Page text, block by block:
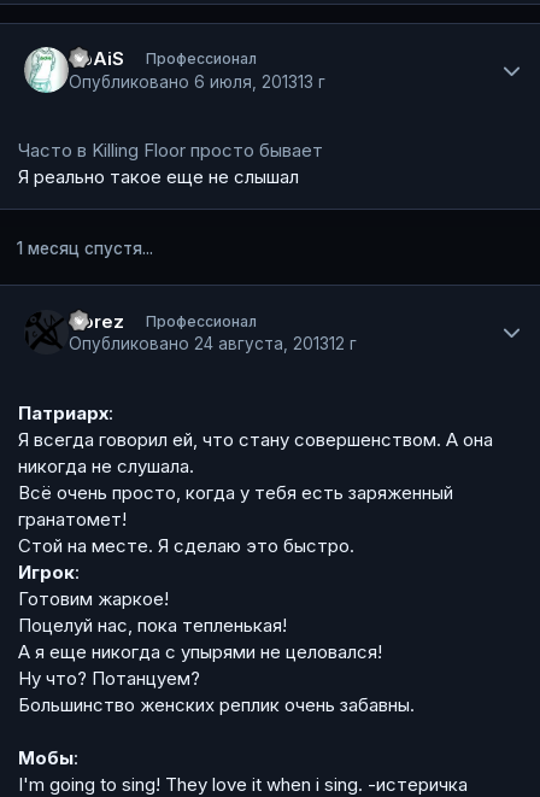
SpAiS Профессионал
Опубликовано 6 июля, 201313 г
Часто в Killing Floor просто бывает
Я реально такое еще не слышал
1 месяц спустя...
Corez Профессионал
Опубликовано 24 августа, 201312 г
Патриарх:
Я всегда говорил ей, что стану совершенством. А она
никогда не слушала.
Всё очень просто, когда у тебя есть заряженный
гранатомет!
Стой на месте. Я сделаю это быстро.
Игрок:
Готовим жаркое!
Поцелуй нас, пока тепленькая!
А я еще никогда с упырями не целовался!
Ну что? Потанцуем?
Большинство женских реплик очень забавны.
Мобы:
I'm going to sing! They love it when i sing. -истеричка